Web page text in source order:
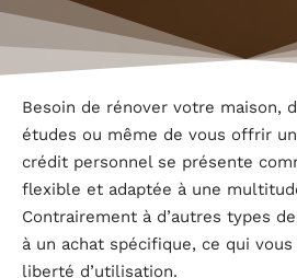
Besoin de rénover votre maison,
études ou même de vous offrir
crédit personnel se présente
flexible et adaptée à une
Contrairement à d’autres types
à un achat spécifique, ce qui
liberté d’utilisation.